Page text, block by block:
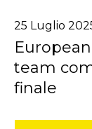
25 Luglio
team
finale